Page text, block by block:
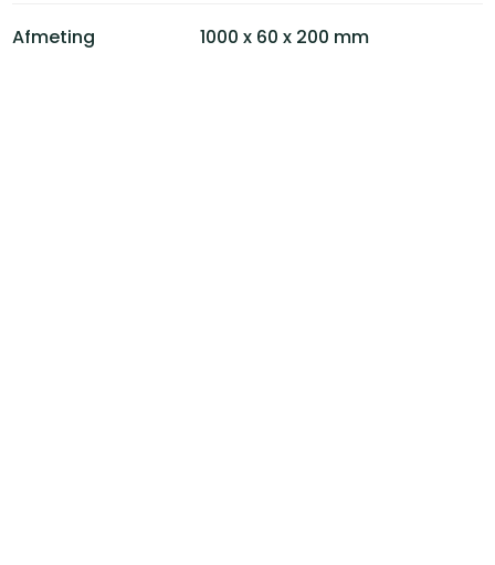
Afmeting
1000 x 60 x 200 mm